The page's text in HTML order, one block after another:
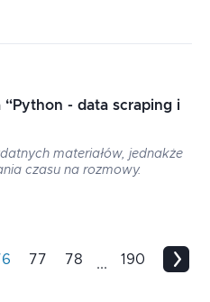
“Python - data scraping i
materiałów, jednakże
czasu na rozmowy.
77 78 ... 190